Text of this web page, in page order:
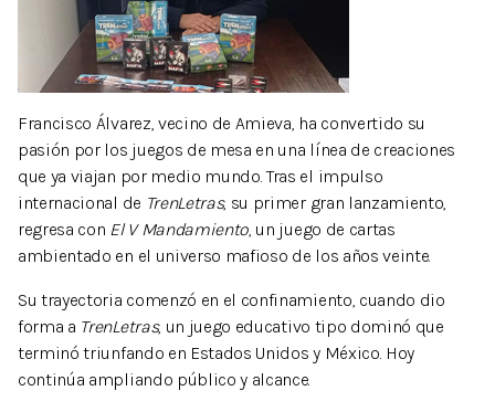
Francisco Álvarez, vecino de Amieva, ha convertido su
pasión por los juegos de mesa en una línea de creaciones
que ya viajan por medio mundo. Tras el impulso
internacional de TrenLetras, su primer gran lanzamiento,
regresa con El V Mandamiento, un juego de cartas
ambientado en el universo mafioso de los años veinte.
Su trayectoria comenzó en el confinamiento, cuando dio
forma a TrenLetras, un juego educativo tipo dominó que
terminó triunfando en Estados Unidos y México. Hoy
continúa ampliando público y alcance.